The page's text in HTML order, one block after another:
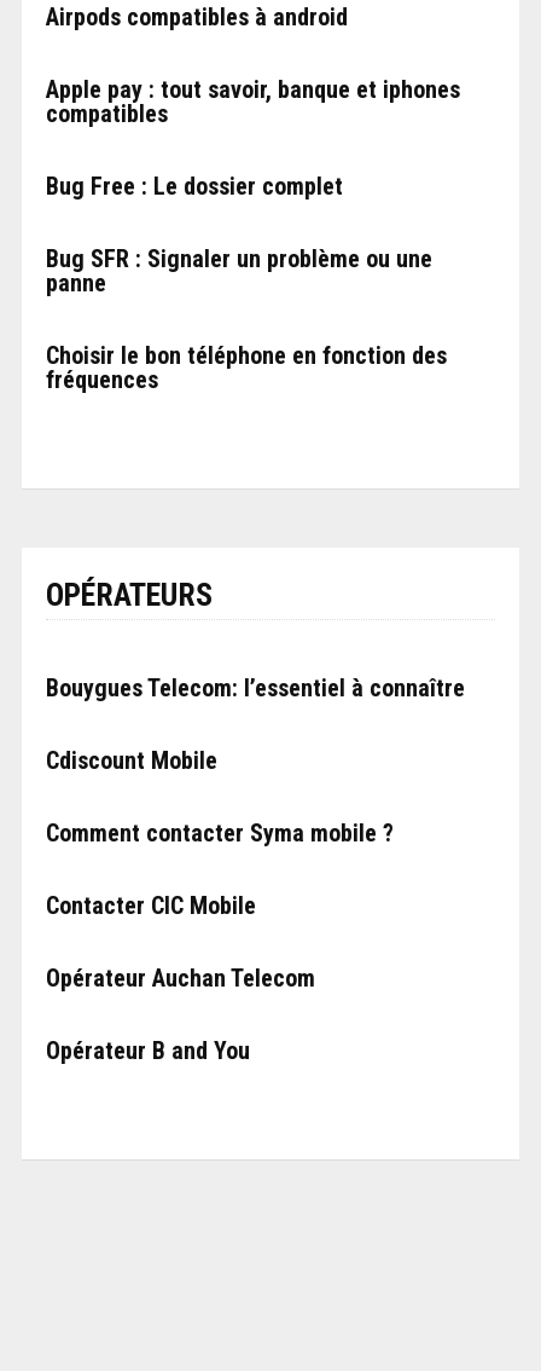
Airpods compatibles à android
Apple pay : tout savoir, banque et iphones
compatibles
Bug Free : Le dossier complet
Bug SFR : Signaler un problème ou une
panne
Choisir le bon téléphone en fonction des
fréquences
OPÉRATEURS
Bouygues Telecom: l’essentiel à connaître
Cdiscount Mobile
Comment contacter Syma mobile ?
Contacter CIC Mobile
Opérateur Auchan Telecom
Opérateur B and You